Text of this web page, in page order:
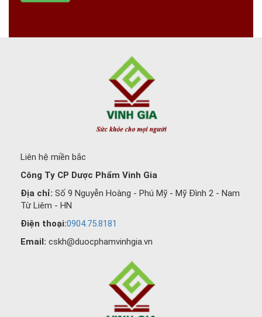
Liên hệ miền bắc
Công Ty CP Dược Phẩm Vinh Gia
Địa chỉ: Số 9 Nguyễn Hoàng - Phú Mỹ - Mỹ Đình 2 - Nam
Từ Liêm - HN
Điện thoại:0904.75.8181
Email: cskh@duocphamvinhgia.vn